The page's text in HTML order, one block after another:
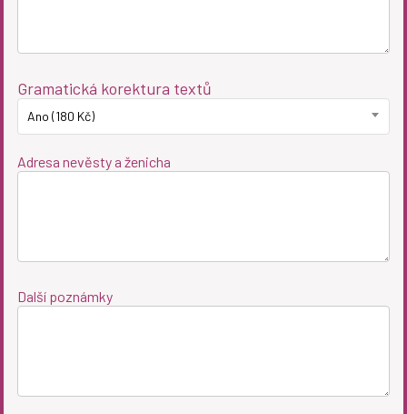
Gramatická korektura textů
Ano (180 Kč)
Adresa nevěsty a ženicha
Další poznámky